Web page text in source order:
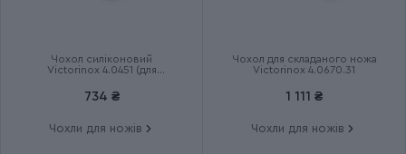
Чохол силіконовий
Victorinox 4.0451 (для
мм)
734 ₴
Чохли для ножів
Чохол для складаного ножа
Victorinox 4.0670.31
1 111 ₴
Чохли для ножів